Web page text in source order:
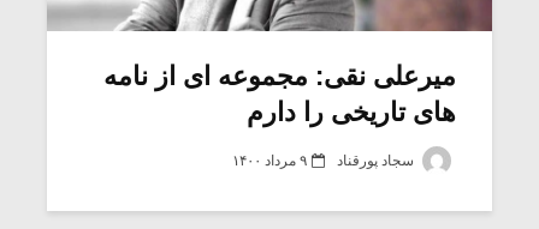
میرعلی نقی: مجموعه ای از نامه
های تاریخی را دارم
سجاد پورقناد ۹ مرداد ۱۴۰۰